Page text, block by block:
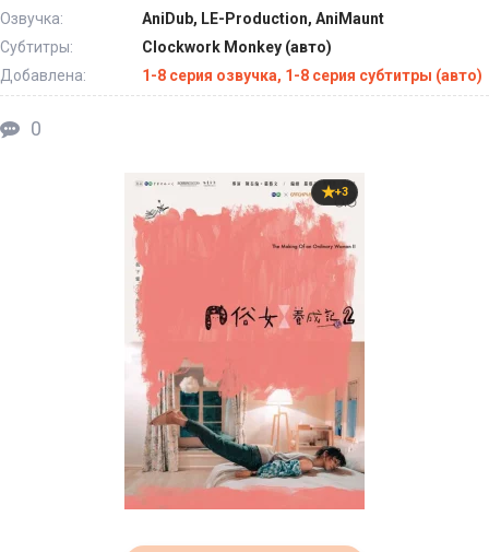
Озвучка:
AniDub, LE-Production, AniMaunt
Субтитры:
Clockwork Monkey (авто)
Добавлена:
1-8 серия озвучка, 1-8 серия субтитры (авто)
0
+3